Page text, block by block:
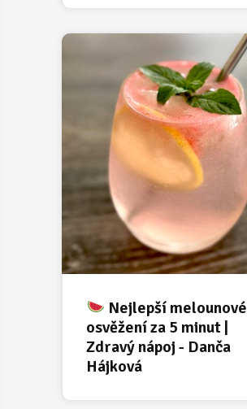
Nejlepší melounové
osvěžení za 5 minut |
Zdravý nápoj - Danča
Hájková